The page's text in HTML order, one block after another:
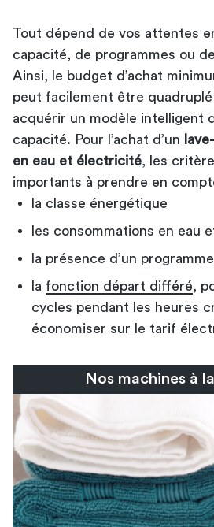
Tout dépend de vos attentes
capacité, de programmes ou
Ainsi, le budget d’achat
peut facilement être
acquérir un modèle intelligent
capacité. Pour l’achat d’un
en eau et électricité , les
importants à prendre en
la classe énergétique
les consommations en eau
la présence d’un
la fonction départ différé ,
cycles pendant les heures
économiser sur le tarif
Nos machines à